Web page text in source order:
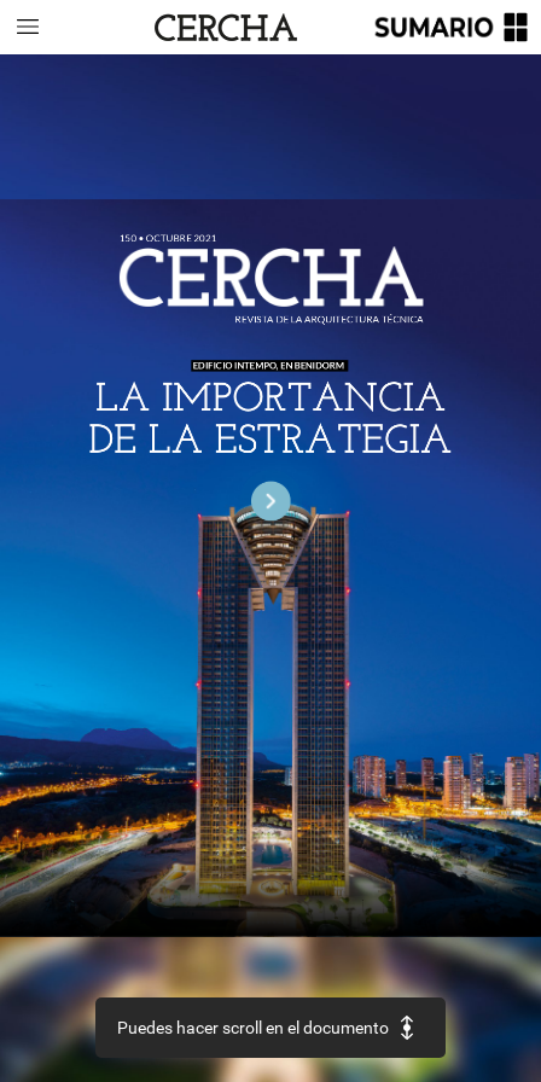
EDIFICIOINTEMPO, EN BENIDORM
LA IMPORTANCIA
DE LA ESTRATEGIA
REHABILITACIÓN
Edificio ‘LaLoza’, en Las
GranCanaria
URBANISMO
Recuperaciónde laaldea
deRuesta,en Zaragoza
REVISTA DE LA ARQUITECTURA TÉCNICA
150 • OCTUBRE 2021
Puedes hacer scroll en el documento